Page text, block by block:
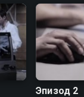
Эпизод 2